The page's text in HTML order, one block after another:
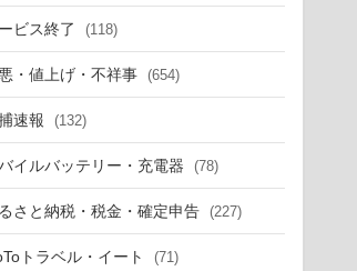
ビス終了 (118)
・値上げ・不祥事 (654)
速報 (132)
イルバッテリー・充電器 (78)
さと納税・税金・確定申告 (227)
トラベル・イート (71)